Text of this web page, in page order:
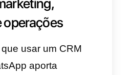
com os seus clientes
do WhatsApp
oficial.